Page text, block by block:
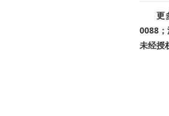
更
0088；
未经授